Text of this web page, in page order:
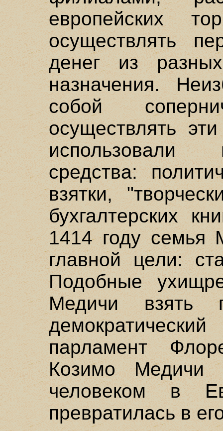
европейских
осуществлять
денег из
назначения.
собой
осуществлять
использовали
средства:
взятки,
бухгалтерских
1414 году семья
главной цели:
Подобные
Медичи взять
парламент
Козимо Медичи
человеком в
превратилась в